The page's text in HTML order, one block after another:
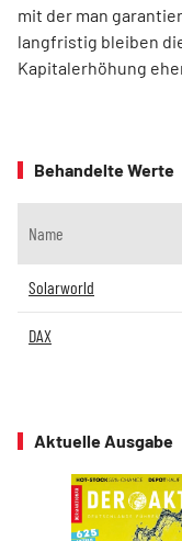
mit der man
langfristig bleiben
Kapitalerhöhung
Behandelte Werte
Name
Solarworld
DAX
Aktuelle Ausgabe